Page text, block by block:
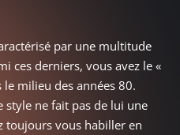
par une multitude
ces derniers, vous avez le «
milieu des années 80.
style ne fait pas de lui une
toujours vous habiller en